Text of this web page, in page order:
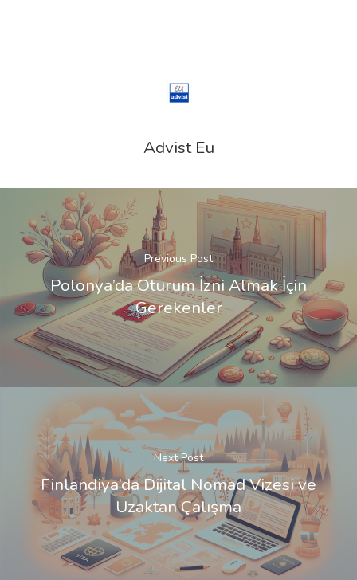
Advist Eu
Previous Post
Polonya’da Oturum İzni Almak İçin
Gerekenler
Next Post
Finlandiya’da Dijital Nomad Vizesi ve
Uzaktan Çalışma